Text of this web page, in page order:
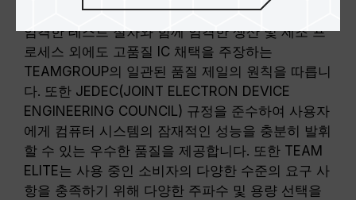
TEAM ELITE DDR3 시리즈는 TEAMGROUP Inc.의
엄격한 테스트 절차와 함께 엄격한 생산 및 제조 프
로세스 외에도 고품질 IC 채택을 주장하는
TEAMGROUP의 일관된 품질 제일의 원칙을 따릅니
다. 또한 JEDEC(JOINT ELECTRON DEVICE
ENGINEERING COUNCIL) 규정을 준수하여 사용자
에게 컴퓨터 시스템의 잠재적인 성능을 충분히 발휘
할 수 있는 우수한 품질을 제공합니다. 또한 TEAM
ELITE는 사용 중인 소비자의 다양한 수준의 요구 사
항을 충족하기 위해 다양한 주파수 및 용량 선택을